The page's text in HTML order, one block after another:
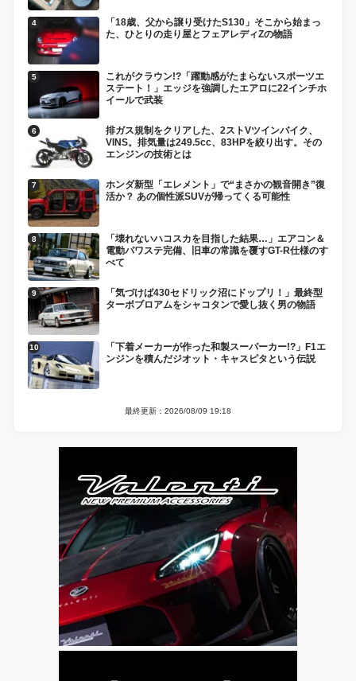
「18歳、父から譲り受けたS130」そこから始まっ
た、ひとりの走り屋とフェアレディZの物語
これがクラウン!?「躍動感がたまらないスポーツエ
ステート！」エッジを強調したエアロに22インチホ
イールで武装
排ガス規制をクリアした、2ストVツインバイク、
VINS。排気量は249.5cc、83HPを絞り出す。その
エンジンの技術とは
ホンダ新型「エレメント」で“まさかの観音開き”復
活か？ あの個性派SUVが帰ってくる可能性
「壊れないハコスカを目指した結果…」エアコン＆
電動パワステ完備、旧車の常識を覆すGT-R仕様のす
べて
「気づけば430セドリック沼にドップリ！」最終型
ターボブロアムをシャコタンで愛し抜く男の物語
「下着メーカーが作った和製スーパーカー!?」F1エ
ンジンを積んだジオット・キャスピタという伝説
最終更新：2026/08/09 19:18